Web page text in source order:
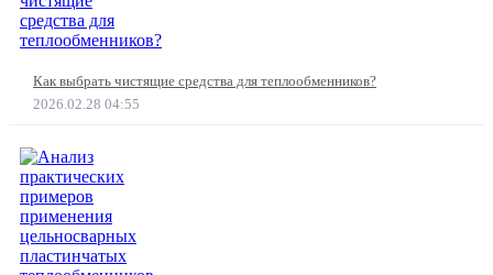
Как выбрать чистящие средства для теплообменников?
2026.02.28 04:55